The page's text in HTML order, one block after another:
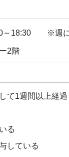
18:30 ※週によ
2階
て1週間以上経過
る
している